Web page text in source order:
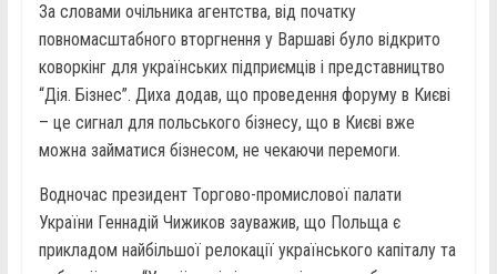
За словами очільника агентства, від початку
повномасштабного вторгнення у Варшаві було відкрито
коворкінг для українських підприємців і представництво
“Дія. Бізнес”. Диха додав, що проведення форуму в Києві
– це сигнал для польського бізнесу, що в Києві вже
можна займатися бізнесом, не чекаючи перемоги.
Водночас президент Торгово-промислової палати
України Геннадій Чижиков зауважив, що Польща є
прикладом найбільшої релокації українського капіталу та